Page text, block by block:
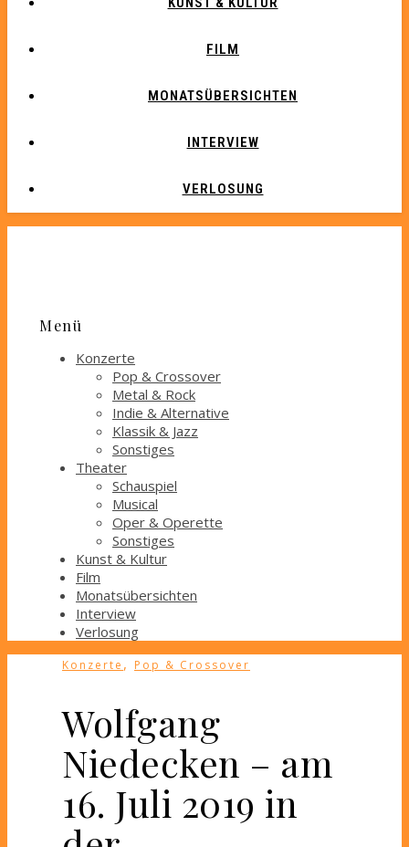
FILM
MONATSÜBERSICHTEN
INTERVIEW
VERLOSUNG
Menü
Konzerte
Pop & Crossover
Metal & Rock
Indie & Alternative
Klassik & Jazz
Sonstiges
Theater
Schauspiel
Musical
Oper & Operette
Sonstiges
Kunst & Kultur
Film
Monatsübersichten
Interview
Verlosung
Konzerte , Pop & Crossover
Wolfgang
Niedecken – am
16. Juli 2019 in